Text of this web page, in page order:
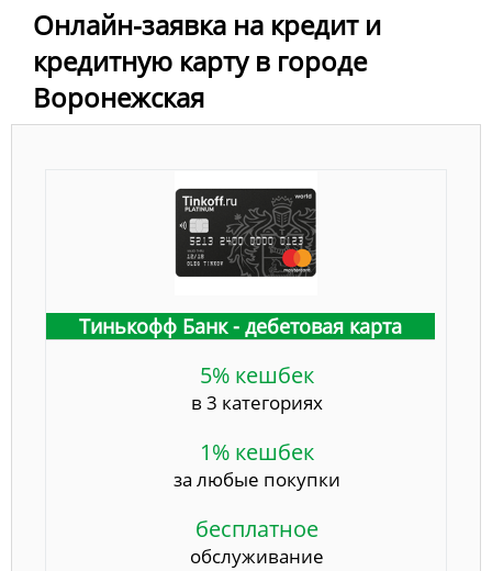
Онлайн-заявка на кредит и
кредитную карту в городе
Воронежская
Тинькофф Банк - дебетовая карта
5% кешбек
в 3 категориях
1% кешбек
за любые покупки
бесплатное
обслуживание